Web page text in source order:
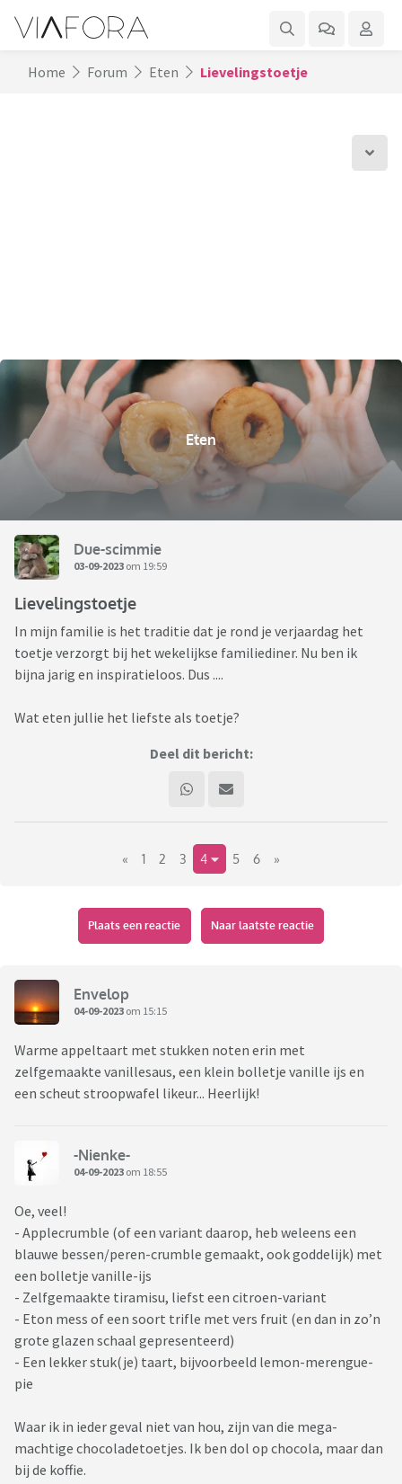
Home Forum Eten Lievelingstoetje
Eten
Due-scimmie
03-09-2023 om 19:59
Lievelingstoetje
In mijn familie is het traditie dat je rond je verjaardag het
toetje verzorgt bij het wekelijkse familiediner. Nu ben ik
bijna jarig en inspiratieloos. Dus ....
Wat eten jullie het liefste als toetje?
Deel dit bericht:
« 1 2 3 4 5 6 »
Plaats een reactie Naar laatste reactie
Envelop
04-09-2023 om 15:15
Warme appeltaart met stukken noten erin met
zelfgemaakte vanillesaus, een klein bolletje vanille ijs en
een scheut stroopwafel likeur... Heerlijk!
-Nienke-
04-09-2023 om 18:55
Oe, veel!
- Applecrumble (of een variant daarop, heb weleens een
blauwe bessen/peren-crumble gemaakt, ook goddelijk) met
een bolletje vanille-ijs
- Zelfgemaakte tiramisu, liefst een citroen-variant
- Eton mess of een soort trifle met vers fruit (en dan in zo’n
grote glazen schaal gepresenteerd)
- Een lekker stuk(je) taart, bijvoorbeeld lemon-merengue-
pie
Waar ik in ieder geval niet van hou, zijn van die mega-
machtige chocoladetoetjes. Ik ben dol op chocola, maar dan
bij de koffie.